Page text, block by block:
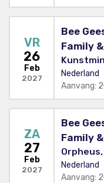
VR
26
Feb
2027
Bee
Family
Nederland
Aanvang:
ZA
27
Feb
2027
Bee
Family
Nederland
Aanvang: